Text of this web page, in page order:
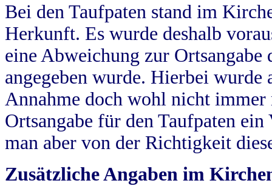
Bei den Taufpaten stand im
Herkunft. Es wurde deshalb
eine Abweichung zur
angegeben wurde. Hierbei wurde
Annahme doch wohl nicht
Ortsangabe für den Taufpaten
man aber von der Richtigkeit
Zusätzliche Angaben im